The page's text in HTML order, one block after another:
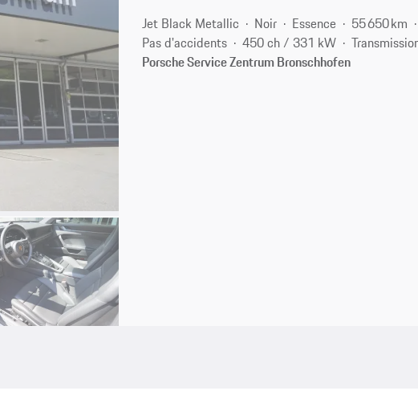
Jet Black Metallic Noir Essence 55 650 km
Pas d'accidents
450 ch / 331 kW
Porsche Service Zentrum Bronschhofen